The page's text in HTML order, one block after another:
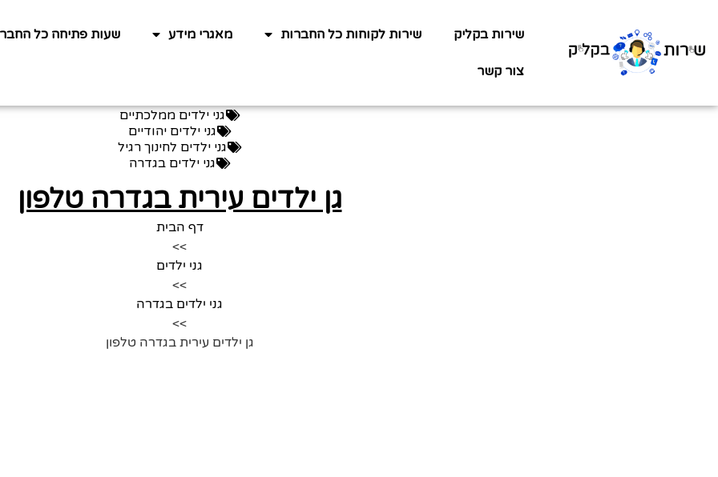
שירות בקליק שירות לקוחות כל החברות מאגרי מידע שעות פתיחה כל
צור קשר
גני ילדים ממלכתיים
גני ילדים יהודיים
גני ילדים לחינוך רגיל
גני ילדים בגדרה
גן ילדים עירית בגדרה טלפון
דף הבית
>>
גני ילדים
>>
גני ילדים בגדרה
>>
גן ילדים עירית בגדרה טלפון